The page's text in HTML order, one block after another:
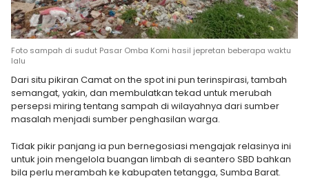
Foto sampah di sudut Pasar Omba Komi hasil jepretan beberapa waktu
lalu
Dari situ pikiran Camat on the spot ini pun terinspirasi, tambah
semangat, yakin, dan membulatkan tekad untuk merubah
persepsi miring tentang sampah di wilayahnya dari sumber
masalah menjadi sumber penghasilan warga.
Tidak pikir panjang ia pun bernegosiasi mengajak relasinya ini
untuk join mengelola buangan limbah di seantero SBD bahkan
bila perlu merambah ke kabupaten tetangga, Sumba Barat.